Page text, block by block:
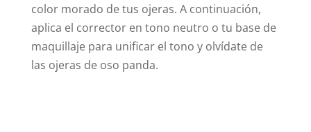
color morado de tus ojeras. A continuación,
aplica el corrector en tono neutro o tu base de
maquillaje para unificar el tono y olvídate de
las ojeras de oso panda.